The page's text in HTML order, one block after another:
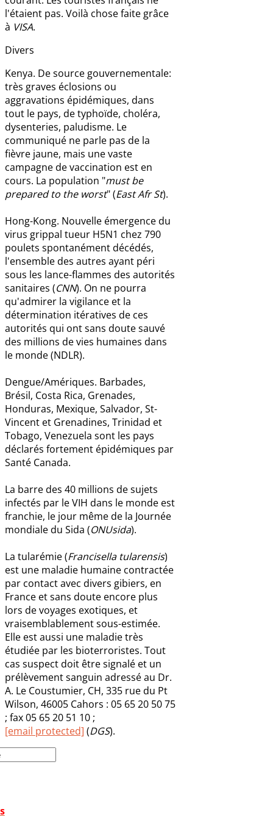
l'étaient pas. Voilà chose faite grâce
à VISA.
Divers
Kenya. De source gouvernementale:
très graves éclosions ou
aggravations épidémiques, dans
tout le pays, de typhoïde, choléra,
dysenteries, paludisme. Le
communiqué ne parle pas de la
fièvre jaune, mais une vaste
campagne de vaccination est en
cours. La population "must be
prepared to the worst" (East Afr St).
Hong-Kong. Nouvelle émergence du
virus grippal tueur H5N1 chez 790
poulets spontanément décédés,
l'ensemble des autres ayant péri
sous les lance-flammes des autorités
sanitaires (CNN). On ne pourra
qu'admirer la vigilance et la
détermination itératives de ces
autorités qui ont sans doute sauvé
des millions de vies humaines dans
le monde (NDLR).
Dengue/Amériques. Barbades,
Brésil, Costa Rica, Grenades,
Honduras, Mexique, Salvador, St-
Vincent et Grenadines, Trinidad et
Tobago, Venezuela sont les pays
déclarés fortement épidémiques par
Santé Canada.
La barre des 40 millions de sujets
infectés par le VIH dans le monde est
franchie, le jour même de la Journée
mondiale du Sida (ONUsida).
La tularémie (Francisella tularensis)
est une maladie humaine contractée
par contact avec divers gibiers, en
France et sans doute encore plus
lors de voyages exotiques, et
vraisemblablement sous-estimée.
Elle est aussi une maladie très
étudiée par les bioterroristes. Tout
cas suspect doit être signalé et un
prélèvement sanguin adressé au Dr.
A. Le Coustumier, CH, 335 rue du Pt
Wilson, 46005 Cahors : 05 65 20 50 75
; fax 05 65 20 51 10 ;
[email protected] (DGS).